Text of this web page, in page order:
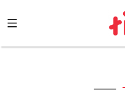
to
content
——